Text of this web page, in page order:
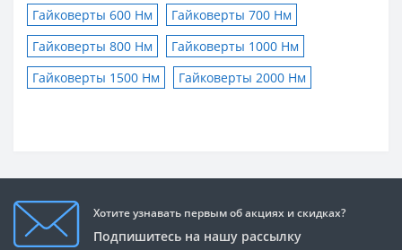
Гайковерты 600 Нм
Гайковерты 700 Нм
Гайковерты 800 Нм
Гайковерты 1000 Нм
Гайковерты 1500 Нм
Гайковерты 2000 Нм
Хотите узнавать первым об акциях и скидках?
Подпишитесь на нашу рассылку